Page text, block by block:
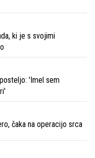
ki je s svojimi
'Imel sem
čaka na operacijo srca